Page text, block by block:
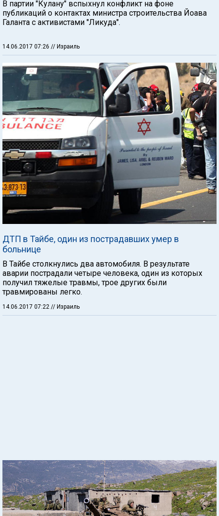
В партии "Кулану" вспыхнул конфликт на фоне
публикаций о контактах министра строительства Йоава
Галанта с активистами "Ликуда".
14.06.2017 07:26 // Израиль
ДТП в Тайбе, один из пострадавших умер в
больнице
В Тайбе столкнулись два автомобиля. В результате
аварии пострадали четыре человека, один из которых
получил тяжелые травмы, трое других были
травмированы легко.
14.06.2017 07:22 // Израиль